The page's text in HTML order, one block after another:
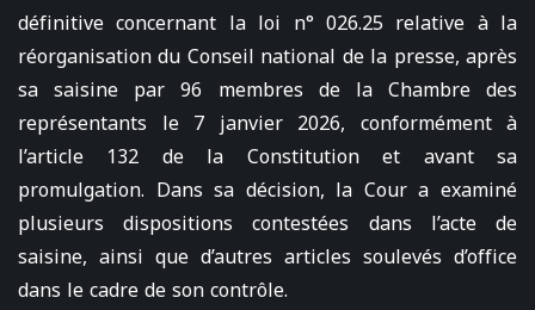
définitive concernant la loi n° 026.25 relative à la
réorganisation du Conseil national de la presse, après
sa saisine par 96 membres de la Chambre des
représentants le 7 janvier 2026, conformément à
l’article 132 de la Constitution et avant sa
promulgation. Dans sa décision, la Cour a examiné
plusieurs dispositions contestées dans l’acte de
saisine, ainsi que d’autres articles soulevés d’office
dans le cadre de son contrôle.